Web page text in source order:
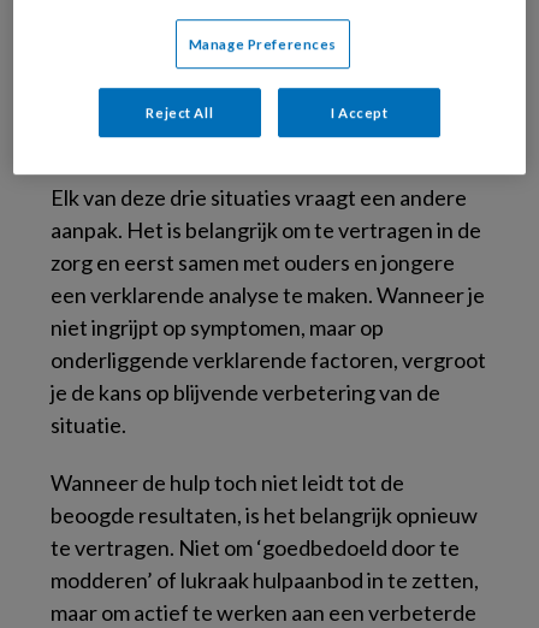
Ouders zijn zelf geslagen in hun jeugd en slaan
tijdens conflicten hun kind, omdat ze moeite
hebben zichzelf te reguleren en dit het gedrag
is dat ze kennen.
Elk van deze drie situaties vraagt een andere
aanpak. Het is belangrijk om te vertragen in de
zorg en eerst samen met ouders en jongere
een verklarende analyse te maken. Wanneer je
niet ingrijpt op symptomen, maar op
onderliggende verklarende factoren, vergroot
je de kans op blijvende verbetering van de
situatie.
Wanneer de hulp toch niet leidt tot de
beoogde resultaten, is het belangrijk opnieuw
te vertragen. Niet om ‘goedbedoeld door te
modderen’ of lukraak hulpaanbod in te zetten,
maar om actief te werken aan een verbeterde
Manage Preferences
Reject All I Accept